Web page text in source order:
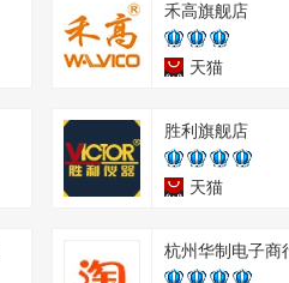
禾高旗舰店
天猫
胜利旗舰店
天猫
杭州华制电子商